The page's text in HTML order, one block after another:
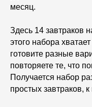
месяц.
Здесь 14 завтраков
этого набора
готовите разные
повторяете те, что
Получается набор
простых завтраков,